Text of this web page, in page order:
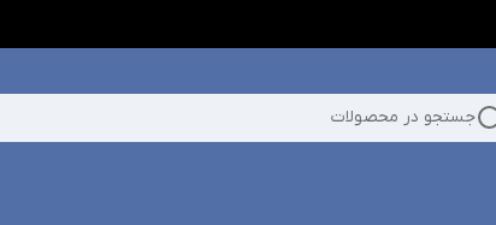
جستجو در محصولات